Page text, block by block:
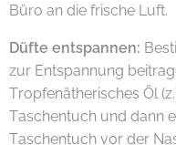
Büro an die frische Luft.
Düfte entspannen:
zur Entspannung
Tropfenätherisches Öl
Taschentuch und dann
Taschentuch vor der